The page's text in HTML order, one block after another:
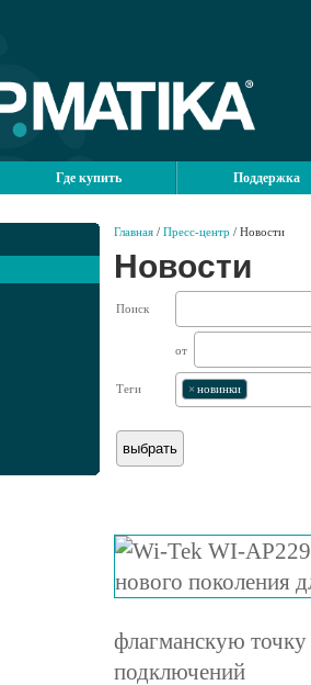
Где купить Поддержка
Главная / Пресс-центр / Новости
Новости
Поиск
от
Теги × новинки
флагманскую
подключений